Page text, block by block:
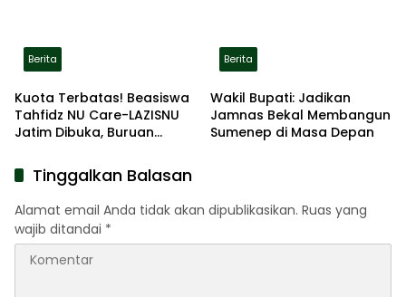
Berita
Kuota Terbatas! Beasiswa
Tahfidz NU Care-LAZISNU
Jatim Dibuka, Buruan
Berita
Wakil Bupati: Jadikan
Jamnas Bekal Membangun
Sumenep di Masa Depan
Tinggalkan Balasan
Alamat email Anda tidak akan dipublikasikan. Ruas yang
wajib ditandai *